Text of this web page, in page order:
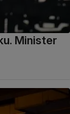
Minister